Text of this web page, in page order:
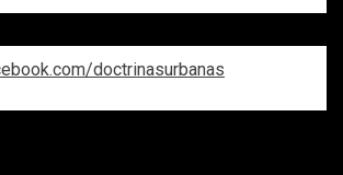
doctrinasurbanas